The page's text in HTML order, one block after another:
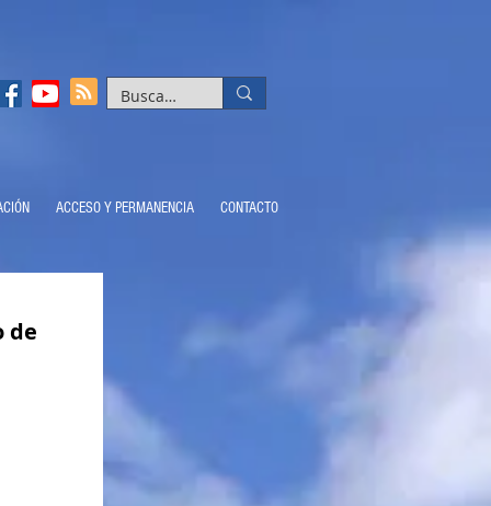
ACCESO Y PERMANENCIA CONTACTO
de